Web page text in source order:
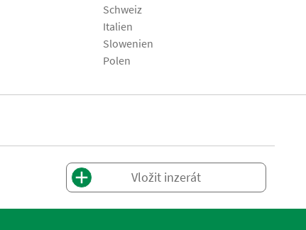
Schweiz
Italien
Slowenien
Polen
Vložit inzerát